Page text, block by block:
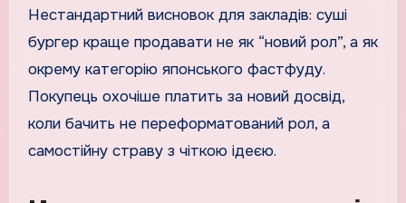
Нестандартний висновок для закладів: суші
бургер краще продавати не як “новий рол”, а як
окрему категорію японського фастфуду.
Покупець охочіше платить за новий досвід,
коли бачить не переформатований рол, а
самостійну страву з чіткою ідеєю.